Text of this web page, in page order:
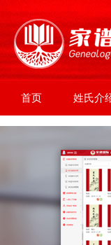
首页 姓氏介